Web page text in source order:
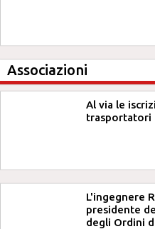
Associazioni
Al via le
trasportatori
L'ingegnere
presidente
degli Ordini